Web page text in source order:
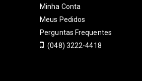
Minha Conta
Meus Pedidos
Perguntas Frequentes
(048) 3222-4418